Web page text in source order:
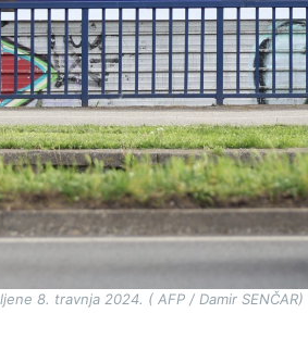
8. travnja 2024. ( AFP / Damir SENČAR)